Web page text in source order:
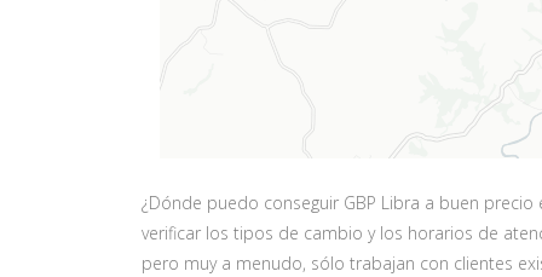
¿Dónde puedo conseguir GBP Libra a buen
verificar los tipos de cambio y los horarios de
pero muy a menudo, sólo trabajan con clientes